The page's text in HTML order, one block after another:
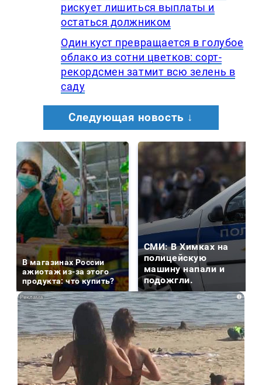
рискует лишиться выплаты и
остаться должником
Один куст превращается в голубое
облако из сотни цветков: сорт-
рекордсмен затмит всю зелень в
саду
Следующая новость ↓
В магазинах России
ажиотаж из-за этого
продукта: что купить?
СМИ: В Химках на
полицейскую
машину напали и
подожгли.
i